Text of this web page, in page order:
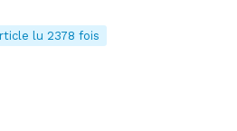
lu 2378 fois